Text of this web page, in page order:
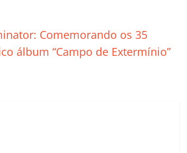
ss
ro
k
ar
Comemorando os 35
álbum “Campo de Extermínio”